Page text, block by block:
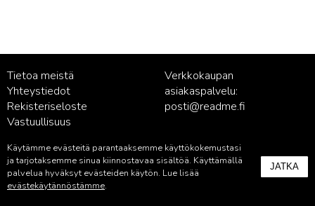
Tietoa meistä
Yhteystiedot
Rekisteriseloste
Vastuullisuus
Verkkokaupan
asiakaspalvelu:
posti@readme.fi
Kustantamon asiakaspalvelu:
palvelu@readme.fi
Käytämme evästeitä parantaaksemme käyttökokemustasi
ja tarjotaksemme sinua kiinnostavaa sisältöä. Käyttämällä
palvelua hyväksyt evästeiden käytön. Lue lisää
evästekäytännöstämme.
JATKA